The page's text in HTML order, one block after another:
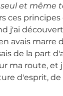
et même
ces
j'ai découvert
avais marre
de la part
ma route, et
d'esprit, de